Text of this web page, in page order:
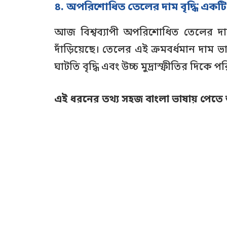
৪. অপরিশোধিত তেলের দাম বৃদ্ধি একটি
আজ বিশ্বব্যাপী অপরিশোধিত তেলের
দাঁড়িয়েছে। তেলের এই ক্রমবর্ধমান
ঘাটতি বৃদ্ধি এবং উচ্চ মুদ্রাস্ফীতির
এই ধরনের তথ্য সহজ বাংলা ভাষায়